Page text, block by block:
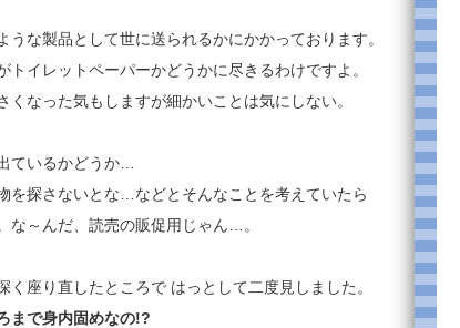
うな製品として世に送られるかにかかっております。
イレットペーパーかどうかに尽きるわけですよ。
くなった気もしますが細かいことは気にしない。
ているかどうか…
を探さないとな…などとそんなことを考えていたら
な～んだ、読売の販促用じゃん…。
く座り直したところで はっとして二度見しました。
で身内固めなの!?